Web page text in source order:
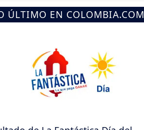
ÚLTIMO EN COLOMBIA.COM